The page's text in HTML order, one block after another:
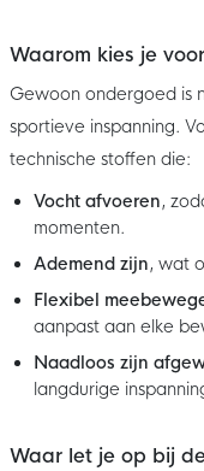
Waarom kies je
Gewoon ondergoed is
sportieve inspanning.
technische stoffen die:
Vocht afvoeren,
momenten.
Ademend zijn, wat
Flexibel
aanpast aan elke
Naadloos zijn
langdurige
Waar let je op bij